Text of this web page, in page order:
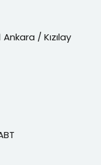
/ Kızılay